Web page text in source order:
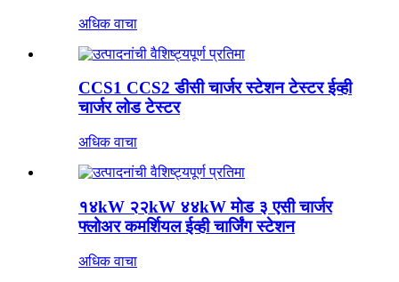
अधिक वाचा
CCS1 CCS2 डीसी चार्जर स्टेशन टेस्टर ईव्ही
चार्जर लोड टेस्टर
अधिक वाचा
१४kW २२kW ४४kW मोड ३ एसी चार्जर
फ्लोअर कमर्शियल ईव्ही चार्जिंग स्टेशन
अधिक वाचा